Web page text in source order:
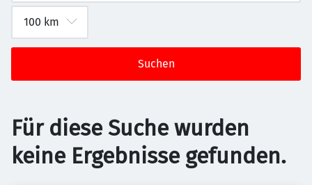
Suchen
Für diese Suche wurden
keine Ergebnisse gefunden.